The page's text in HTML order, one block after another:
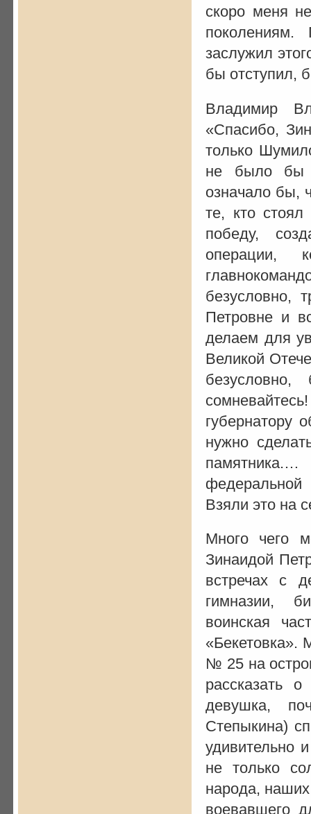
скоро меня
заслужил
бы отступил,
Владимир
«Спасибо,
только
не было бы
означало бы,
те, кто
победу,
операции,
безусловно,
Петровне и
делаем для
Великой
губернатору
нужно
Взяли это на
Много чего
Зинаидой
встречах с
гимназии,
воинская
«Бекетовка».
№ 25 на
рассказать
девушка,
Степыкина)
удивительно
не только
народа, наших
воевавшего